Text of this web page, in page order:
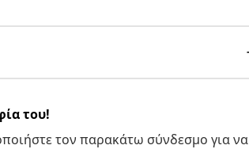
του!
τον παρακάτω σύνδεσμο για να